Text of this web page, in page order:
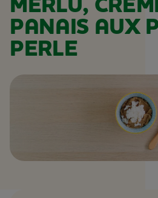
PANAIS AUX
PERLE